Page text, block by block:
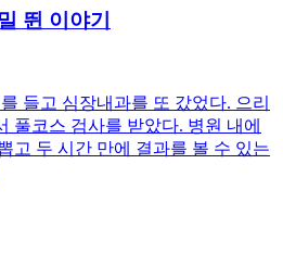
뛴 이야기
들고 심장내과를 또 갔었다. 으리
풀코스 검사를 받았다. 병원 내에
고 두 시간 만에 결과를 볼 수 있는